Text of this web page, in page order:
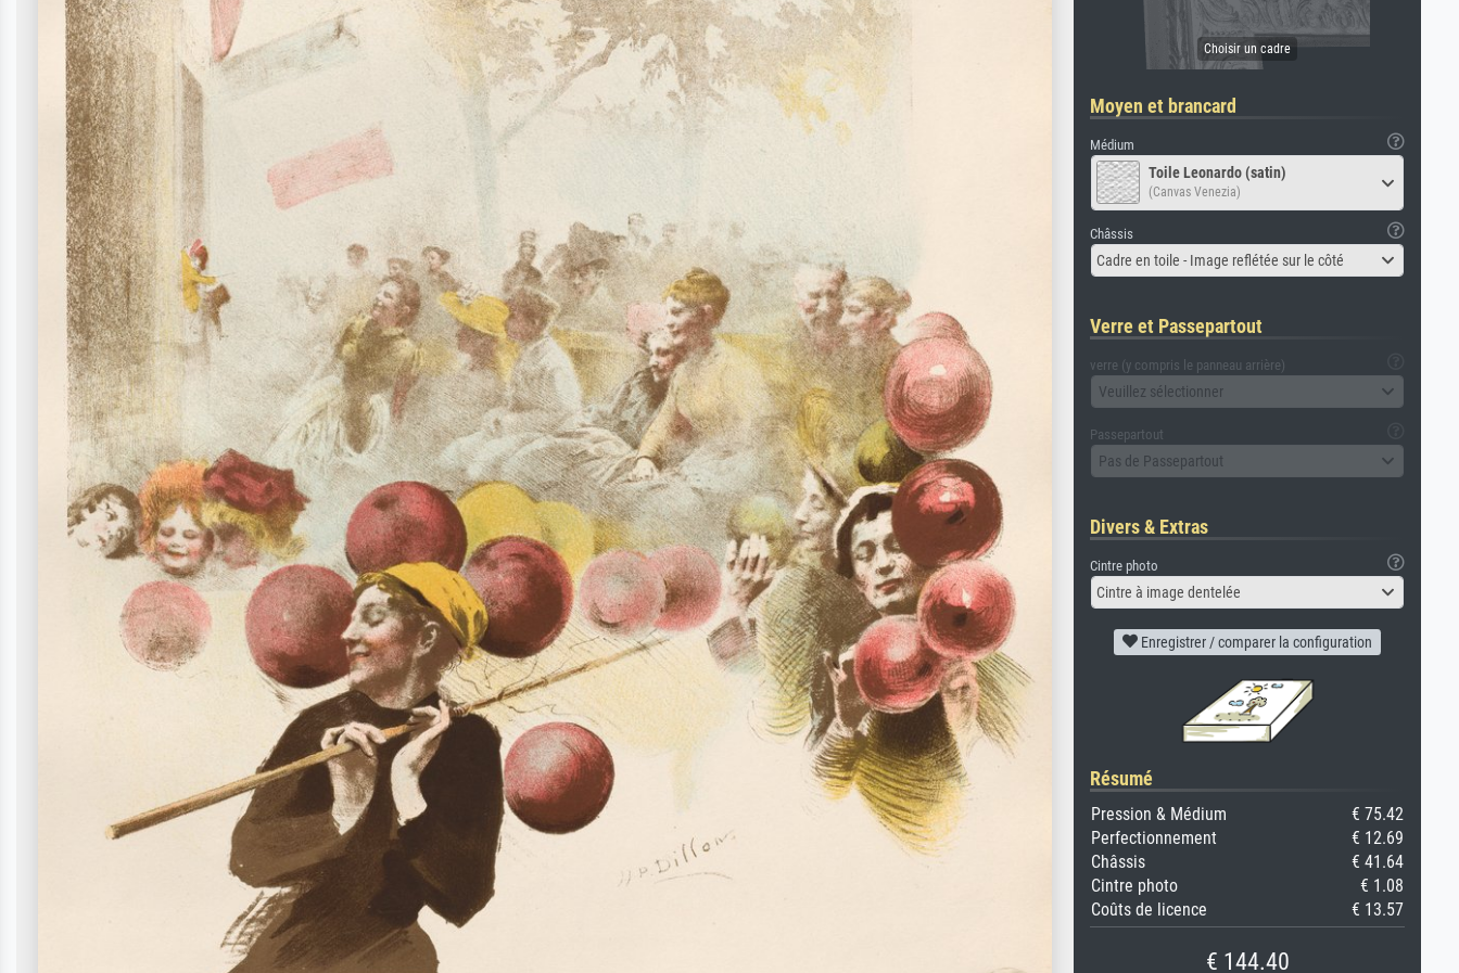
Moyen et brancard
Médium
Toile Leonardo (satin)
(Canvas Venezia)
Châssis
Cadre en toile - Image reflétée sur le côté
Verre et Passepartout
verre (y compris le panneau arrière)
Veuillez sélectionner
Passepartout
Pas de Passepartout
Divers & Extras
Cintre photo
Cintre à image dentelée
Enregistrer / comparer la configuration
Résumé
Pression & Médium
€ 75.42
Perfectionnement
€ 12.69
Châssis
€ 41.64
Cintre photo
€ 1.08
Coûts de licence
€ 13.57
€ 144.40